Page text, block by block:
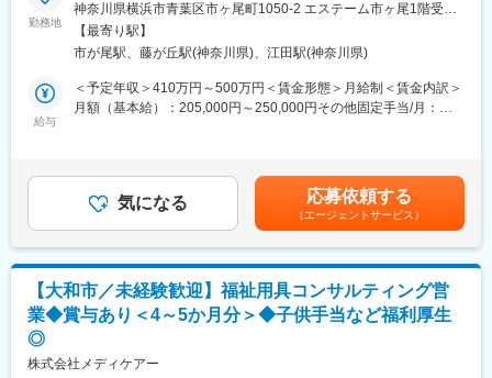
に、信頼関係を深めながら潜在ニーズを発掘
・利用者宅への訪問を通じて介護用品の使用状況を確認し、ケア
マネへ最適な改善提案を実施
規のケアマネ（5～10名）を開拓
と密なコミュニケーションを行いながら段階を踏んでスキルUP
＜OJT＞所長や先輩だけではなく、本部スタッフによる定期面談
など入社後もしっかりフォロー
■評価制度
各グレードごとにスキル項目を設定。売上目標の達成率だけでは
なくプロセスも評価。顧客への向き合い方や提案力がキャリアに
直結。
■キャリアパス
■職務概要
担当エリアのケアマネジャーとの信頼関係を築きながら、介護を
必要とする方々の生活を支える提案営業です。
既存顧客の引き継ぎを起点に、新商品のご案内を通じて関係を深
め、日々の丁寧なコミュニケーションで信頼を獲得。ケアマネジ
携を通じて最適な商品・サービスを届けられることが、この仕事
の大きなやりがいです。単なる営業にとどまらず、地域の介護を
支える社会貢献性の高い役割を担えます。
▼担当地域のケアマネジャーに対してのアプローチ
・まずは既存顧客の引継ぎを受け、新商品のご案内等をしながら
関係構築をしていきます。
がら活動の幅を広げていきます。
勤務地
神奈川県横浜市青葉区市ヶ尾町1050-2 エステーム市ヶ尾1階受動
喫煙対策：屋内全面禁煙変更の範囲：会社の定める事業所
【最寄り駅】
市が尾駅、藤が丘駅(神奈川県)、江田駅(神奈川県)
給与
＜予定年収＞410万円～500万円＜賃金形態＞月給制＜賃金内訳＞
月額（基本給）：205,000円～250,000円その他固定手当/月：
下する可能性があります。月給(月額)は固定手当を含めた表記で
す。
気になる 応募依頼する
（エージェントサービス）
【大和市／未経験歓迎】福祉用具コンサルティング営
業◆賞与あり＜4～5か月分＞◆子供手当など福利厚生
◎
株式会社メディケアー